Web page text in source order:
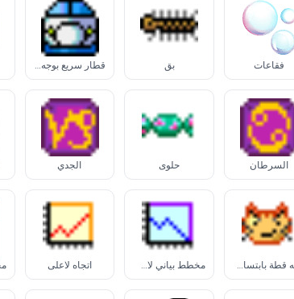
فقاعات بق قطار سريع بوجه محدب
السرطان حلوى الجدي
وجه قطة بابتسامة ممتعضة مخطط بياني لأسفل اتجاه لأعلى